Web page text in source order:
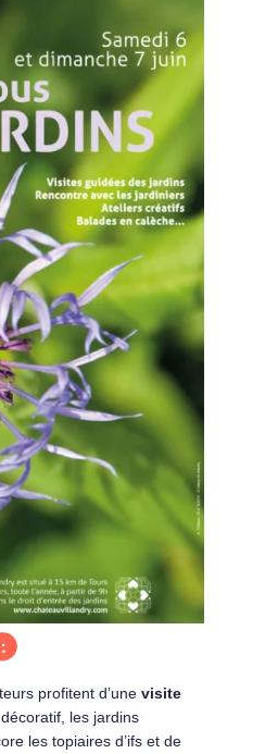
profitent d’une visite
décoratif, les jardins
les topiaires d’ifs et de